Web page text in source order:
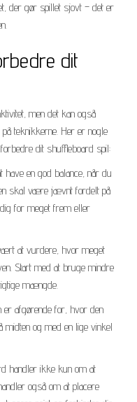
der gør spillet sjovt – det er
dit
men det kan også
teknikkerne. Her er nogle
dit shuffleboard spil:
have en god balance, når du
skal være jævnt fordelt på
for meget frem eller
at vurdere, hvor meget
Start med at bruge mindre
mængde.
er afgørende for, hvor den
midten og med en lige vinkel
handler ikke kun om at
også om at placere